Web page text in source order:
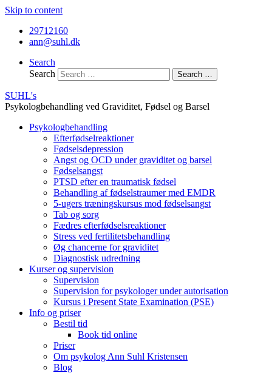
Skip to content
29712160
ann@suhl.dk
Search
Search
Search …
SUHL's
Psykologbehandling ved Graviditet, Fødsel og Barsel
Psykologbehandling
Efterfødselreaktioner
Fødselsdepression
Angst og OCD under graviditet og barsel
Fødselsangst
PTSD efter en traumatisk fødsel
Behandling af fødselstraumer med EMDR
5-ugers træningskursus mod fødselsangst
Tab og sorg
Fædres efterfødselsreaktioner
Stress ved fertilitetsbehandling
Øg chancerne for graviditet
Diagnostisk udredning
Kurser og supervision
Supervision
Supervision for psykologer under autorisation
Kursus i Present State Examination (PSE)
Info og priser
Bestil tid
Book tid online
Priser
Om psykolog Ann Suhl Kristensen
Blog